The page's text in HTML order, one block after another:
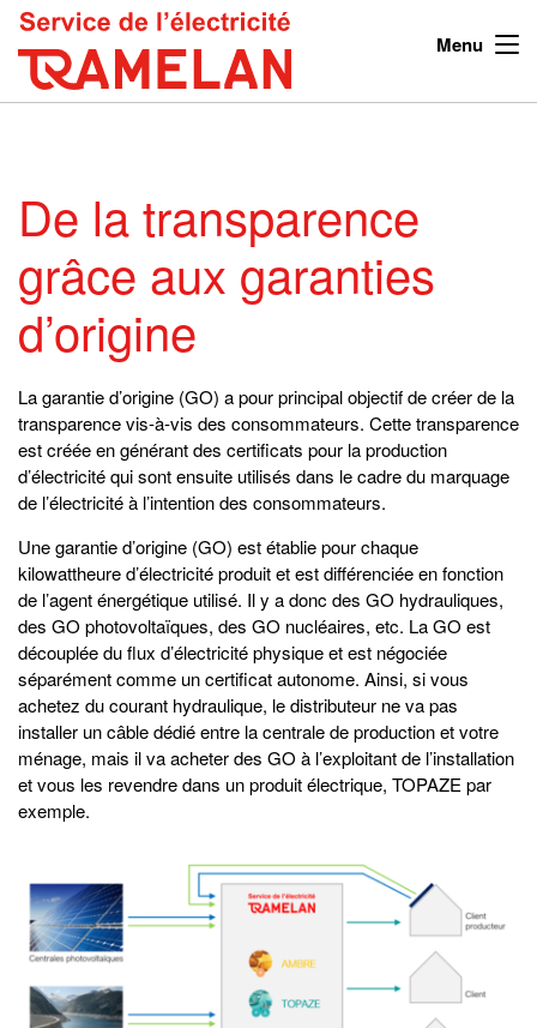
Menu
De la transparence
grâce aux garanties
d’origine
La garantie d’origine (GO) a pour principal objectif de créer de la
transparence vis-à-vis des consommateurs. Cette transparence
est créée en générant des certificats pour la production
d’électricité qui sont ensuite utilisés dans le cadre du marquage
de l’électricité à l’intention des consommateurs.
Une garantie d’origine (GO) est établie pour chaque
kilowattheure d’électricité produit et est différenciée en fonction
de l’agent énergétique utilisé. Il y a donc des GO hydrauliques,
des GO photovoltaïques, des GO nucléaires, etc. La GO est
découplée du flux d’électricité physique et est négociée
séparément comme un certificat autonome. Ainsi, si vous
achetez du courant hydraulique, le distributeur ne va pas
installer un câble dédié entre la centrale de production et votre
ménage, mais il va acheter des GO à l’exploitant de l’installation
et vous les revendre dans un produit électrique, TOPAZE par
exemple.